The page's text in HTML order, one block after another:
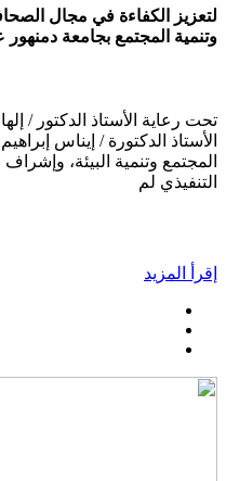
لتعزيز الكفاءة في مجال
وتنمية المجتمع بجامعة
الأستاذ الدكتورة / إيناس
المجتمع وتنمية البيئة،
التنفيذي لم
إقرأ المزيد